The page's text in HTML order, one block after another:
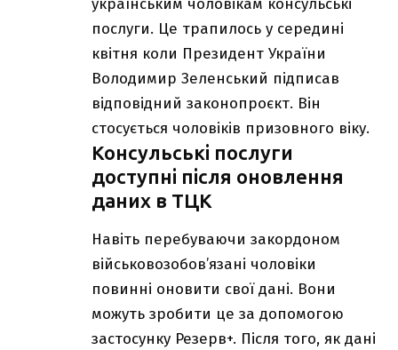
українським чоловікам консульські
послуги. Це трапилось у середині
квітня коли Президент України
Володимир Зеленський підписав
відповідний законопроєкт. Він
стосується чоловіків призовного віку.
Консульські послуги
доступні після оновлення
даних в ТЦК
Навіть перебуваючи закордоном
військовозобов’язані чоловіки
повинні оновити свої дані. Вони
можуть зробити це за допомогою
застосунку Резерв+. Після того, як дані